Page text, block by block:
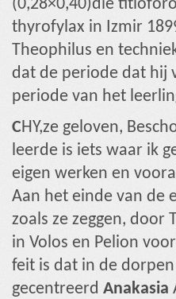
(0,28×0,40)die
thyrofylax in Izmir
Theophilus en
dat de periode dat hij
periode van het
CHY,ze geloven,
leerde is iets waar ik
eigen werken en
Aan het einde van de
zoals ze zeggen, door
in Volos en Pelion
feit is dat in de
gecentreerd Anakasia